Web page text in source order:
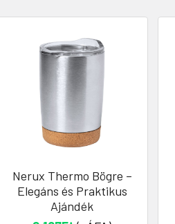
Nerux Thermo Bögre –
Elegáns és Praktikus
Ajándék